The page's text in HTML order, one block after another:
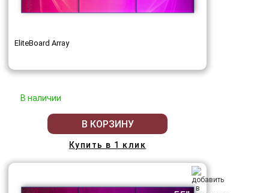
EliteBoard Array
В наличии
В КОРЗИНУ
Купить в 1 клик